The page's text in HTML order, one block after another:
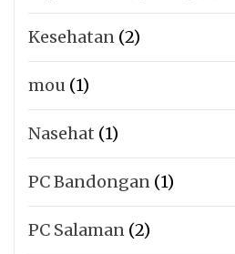
Kesehatan (2)
mou (1)
Nasehat (1)
PC Bandongan (1)
PC Salaman (2)